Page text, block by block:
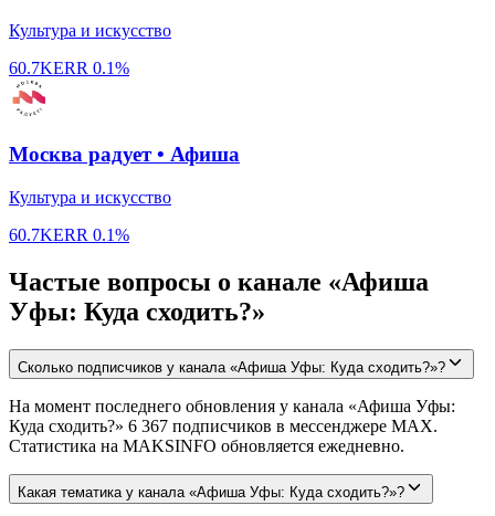
Культура и искусство
60.7KERR 0.1%
Москва радует • Афиша
Культура и искусство
60.7KERR 0.1%
Частые вопросы о канале «Афиша
Уфы: Куда сходить?»
Сколько подписчиков у канала «Афиша Уфы: Куда сходить?»?
На момент последнего обновления у канала «Афиша Уфы:
Куда сходить?» 6 367 подписчиков в мессенджере MAX.
Статистика на MAKSINFO обновляется ежедневно.
Какая тематика у канала «Афиша Уфы: Куда сходить?»?